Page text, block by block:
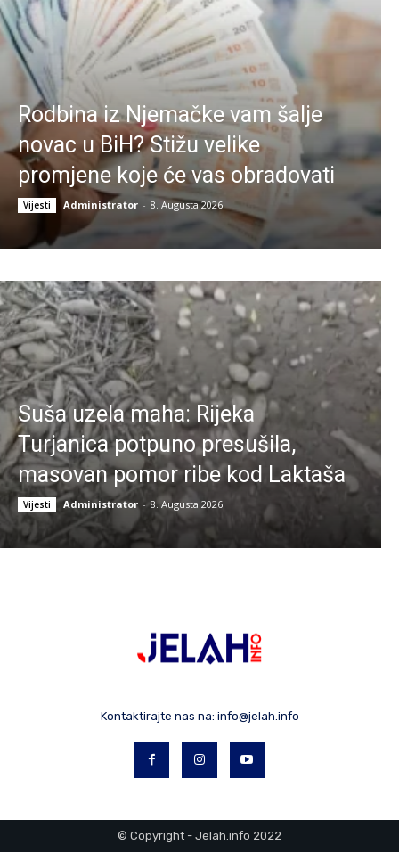
Rodbina iz Njemačke vam šalje
novac u BiH? Stižu velike
promjene koje će vas obradovati
Vijesti Administrator - 8. Augusta 2026.
Suša uzela maha: Rijeka
Turjanica potpuno presušila,
masovan pomor ribe kod Laktaša
Vijesti Administrator - 8. Augusta 2026.
Kontaktirajte nas na: info@jelah.info
© Copyright - Jelah.info 2022